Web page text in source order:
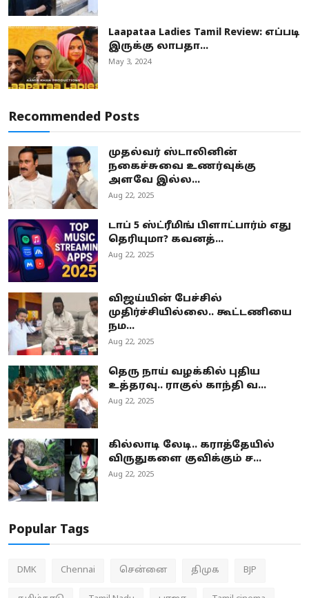
Laapataa Ladies Tamil Review: எப்படி
இருக்கு லாபதா...
May 3, 2024
Recommended Posts
முதல்வர் ஸ்டாலினின்
நகைச்சுவை உணர்வுக்கு
அளவே இல்ல...
Aug 22, 2025
டாப் 5 ஸ்ட்ரீமிங் பிளாட்பார்ம் எது
தெரியுமா? கவனத்...
Aug 22, 2025
விஜய்யின் பேச்சில்
முதிர்ச்சியில்லை.. கூட்டணியை
நம...
Aug 22, 2025
தெரு நாய் வழக்கில் புதிய
உத்தரவு.. ராகுல் காந்தி வ...
Aug 22, 2025
கில்லாடி லேடி.. கராத்தேயில்
விருதுகளை குவிக்கும் ச...
Aug 22, 2025
Popular Tags
DMK Chennai சென்னை திமுக BJP